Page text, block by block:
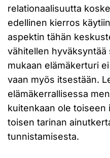
relationaalisuutta
edellinen kierros
aspektin tähän
vähitellen hyväksyntää
mukaan elämäkerturi
vaan myös itsestään.
elämäkerrallisessa
kuitenkaan ole toiseen
toisen tarinan
tunnistamisesta.